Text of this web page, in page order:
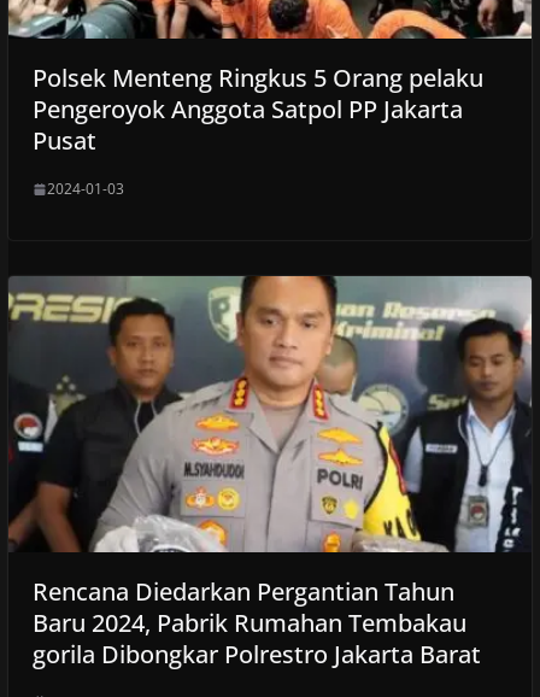
Polsek Menteng Ringkus 5 Orang pelaku
Pengeroyok Anggota Satpol PP Jakarta
Pusat
2024-01-03
Rencana Diedarkan Pergantian Tahun
Baru 2024, Pabrik Rumahan Tembakau
gorila Dibongkar Polrestro Jakarta Barat